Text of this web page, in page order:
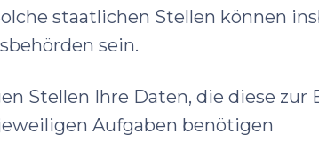
staatlichen Stellen können
sein.
Stellen Ihre Daten, die diese
Aufgaben benötigen